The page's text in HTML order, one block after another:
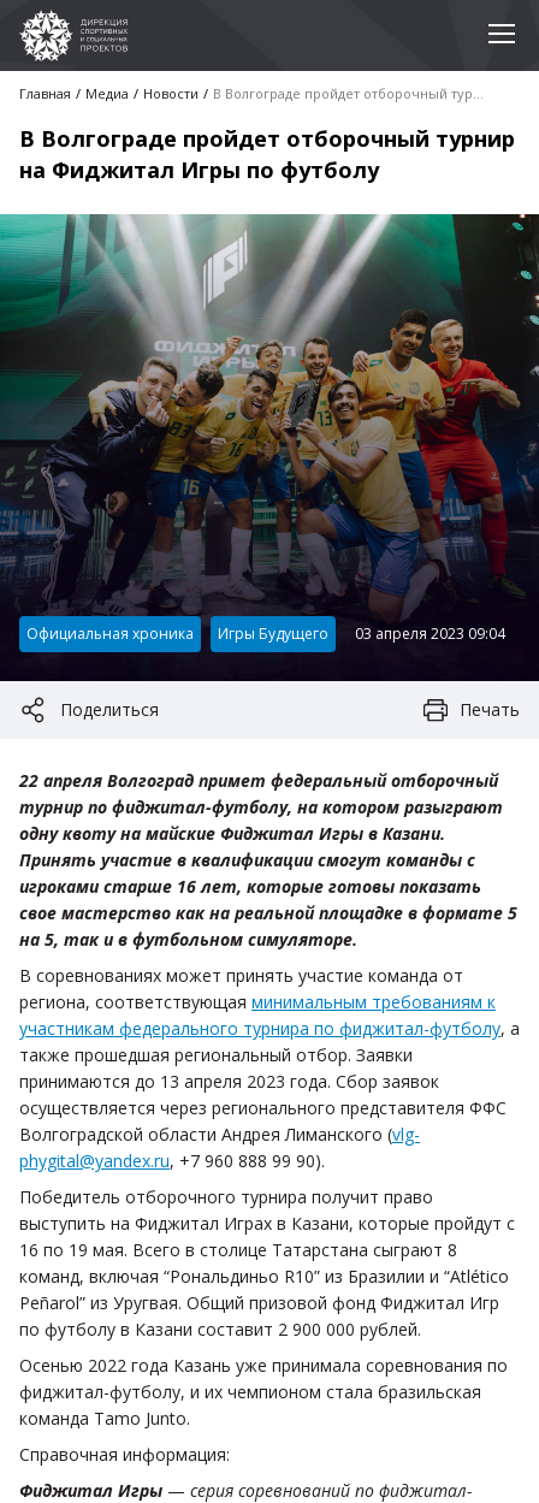
Главная Медиа Новости В Волгограде пройдет отборочный турнир на Фиджитал Игры по футболу
В Волгограде пройдет отборочный турнир
на Фиджитал Игры по футболу
Категория:
Официальная хроника Игры Будущего 03 апреля 2023 09:04
Поделиться Печать
22 апреля Волгоград примет федеральный отборочный
турнир по фиджитал-футболу, на котором разыграют
одну квоту на майские Фиджитал Игры в Казани.
Принять участие в квалификации смогут команды с
игроками старше 16 лет, которые готовы показать
свое мастерство как на реальной площадке в формате 5
на 5, так и в футбольном симуляторе.
В соревнованиях может принять участие команда от
региона, соответствующая минимальным требованиям к
участникам федерального турнира по фиджитал-футболу, а
также прошедшая региональный отбор. Заявки
принимаются до 13 апреля 2023 года. Сбор заявок
осуществляется через регионального представителя ФФС
Волгоградской области Андрея Лиманского (vlg-
phygital@yandex.ru, +7 960 888 99 90).
Победитель отборочного турнира получит право
выступить на Фиджитал Играх в Казани, которые пройдут с
16 по 19 мая. Всего в столице Татарстана сыграют 8
команд, включая “Рональдиньо R10” из Бразилии и “Atlético
Peñarol” из Уругвая. Общий призовой фонд Фиджитал Игр
по футболу в Казани составит 2 900 000 рублей.
Осенью 2022 года Казань уже принимала соревнования по
фиджитал-футболу, и их чемпионом стала бразильская
команда Tamo Juntо.
Справочная информация:
Фиджитал Игры — серия соревнований по фиджитал-